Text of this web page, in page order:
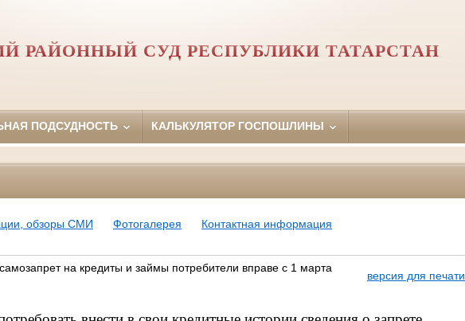
РАЙОННЫЙ СУД РЕСПУБЛИКИ ТАТАРСТАН
ПОДСУДНОСТЬ КАЛЬКУЛЯТОР ГОСПОШЛИНЫ
обзоры СМИ Фотогалерея
Контактная информация
на кредиты и займы потребители вправе с 1 марта
версия для печати